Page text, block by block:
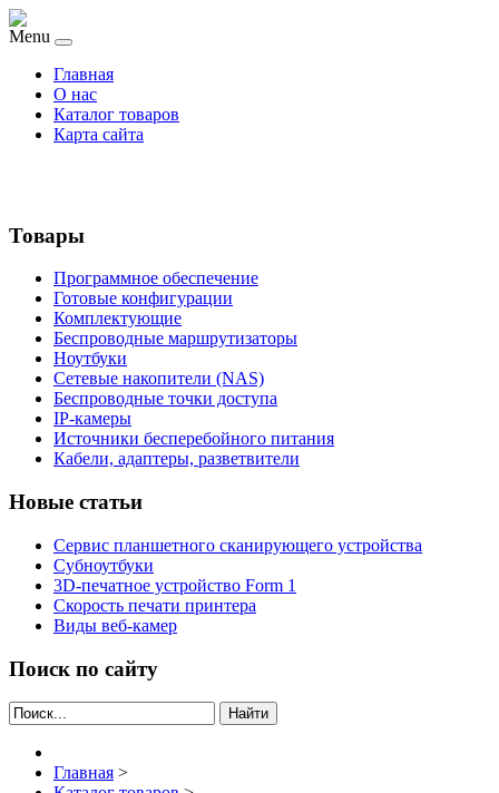
Menu
Главная
О нас
Каталог товаров
Карта сайта
Товары
Программное обеспечение
Готовые конфигурации
Комплектующие
Беспроводные маршрутизаторы
Ноутбуки
Сетевые накопители (NAS)
Беспроводные точки доступа
IP-камеры
Источники бесперебойного питания
Кабели, адаптеры, разветвители
Новые статьи
Сервис планшетного сканирующего устройства
Субноутбуки
3D-печатное устройство Form 1
Скорость печати принтера
Виды веб-камер
Поиск по сайту
Найти
Главная >